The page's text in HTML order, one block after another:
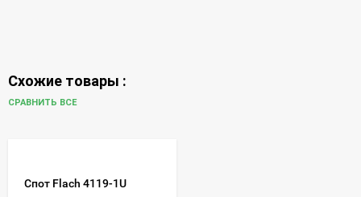
Схожие товары :
СРАВНИТЬ ВСЕ
Спот Flach 4119-1U